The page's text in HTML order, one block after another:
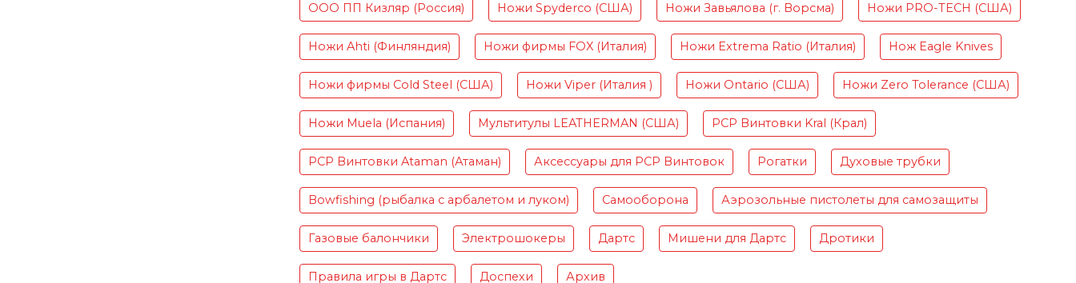
ООО ПП Кизляр (Россия) Ножи Spyderco (США) Ножи Завьялова (г. Ворсма) Ножи PRO-TECH (США)
Ножи Ahti (Финляндия) Ножи фирмы FOX (Италия) Ножи Extrema Ratio (Италия) Нож Eagle Knives
Ножи фирмы Cold Steel (США) Ножи Viper (Италия ) Ножи Ontario (США) Ножи Zero Tolerance (США)
Ножи Muela (Испания) Мультитулы LEATHERMAN (США) PCP Винтовки Kral (Крал)
PCP Винтовки Ataman (Атаман) Аксессуары для PCP Винтовок Рогатки Духовые трубки
Bowfishing (рыбалка с арбалетом и луком) Самооборона Аэрозольные пистолеты для самозащиты
Газовые балончики Электрошокеры Дартс Мишени для Дартс Дротики
Правила игры в Дартс Доспехи Архив